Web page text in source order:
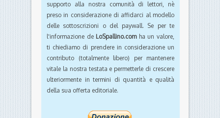
supporto alla nostra comunità di lettori, nè
preso in considerazione di affidarci al modello
delle sottoscrizioni o del paywall. Se per te
l'informazione de LoSpallino.comha un valore,
ti chiediamo di prendere in considerazione un
contributo (totalmente libero) per mantenere
vitale la nostra testata e permetterle di crescere
ulteriormente in termini di quantità e qualità
della sua offerta editoriale.